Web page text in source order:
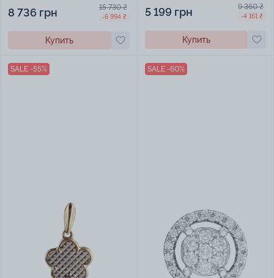
8 736 грн 15 730 ₴
-6 994 ₴
Купить
5 199 грн 9 360 ₴
-4 161 ₴
Купить
SALE -55% SALE -60%